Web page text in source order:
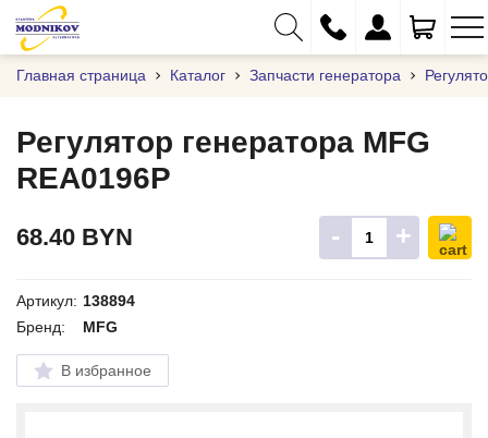
+375 (17) 373-97-09
+375 (29) 262-61-18
Главная страница Каталог Запчасти генератора
68.40 BYN - +
Регулятор генератора MFG
REA0196P
Артикул: 138894
Бренд:
MFG
В избранное